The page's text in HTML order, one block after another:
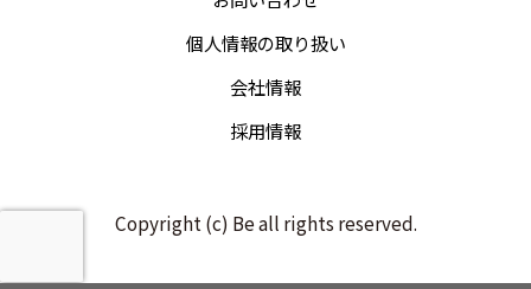
個人情報の取り扱い
会社情報
採用情報
Copyright (c) Be all rights reserved.